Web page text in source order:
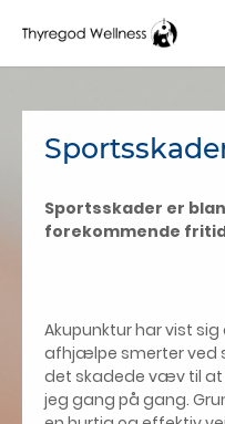
Sportsskader er
forekommende
Akupunktur har vist
afhjælpe smerter ved
det skadede væv til at
jeg gang på gang.